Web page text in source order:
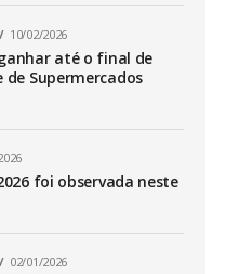
10/02/2026
até o final de
de Supermercados
foi observada neste
02/01/2026